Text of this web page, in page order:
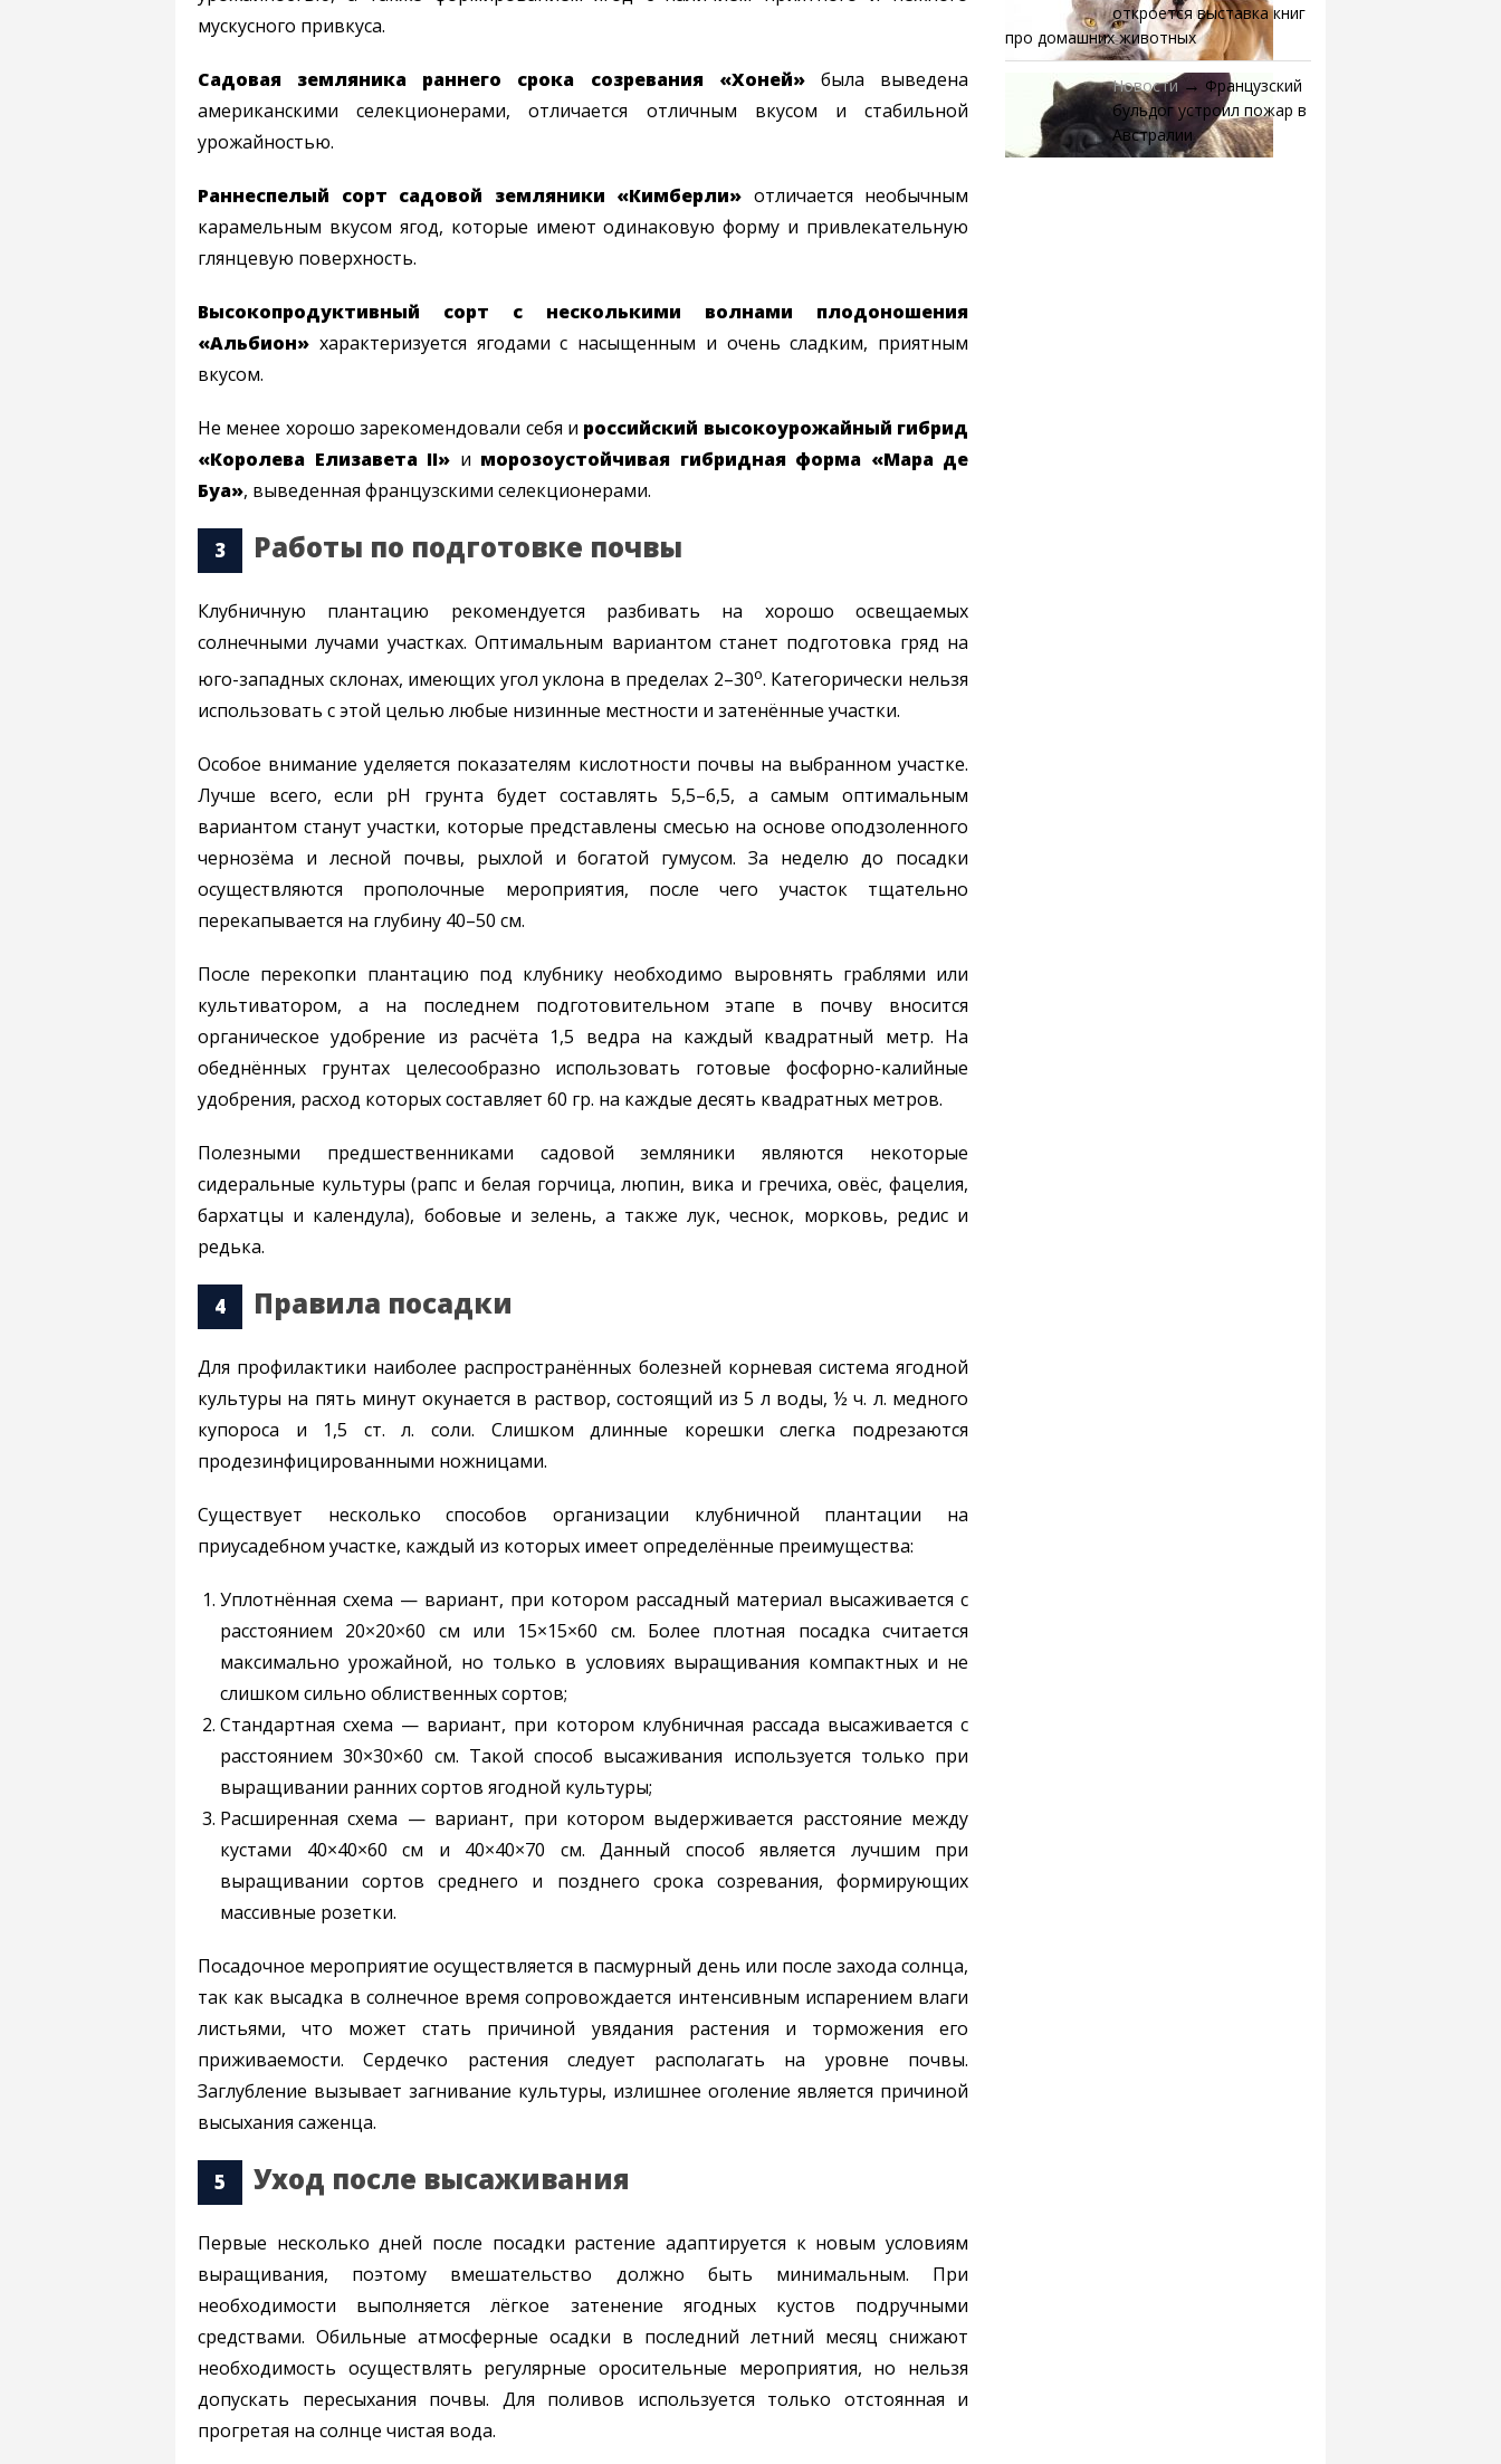
мускусного привкуса.
Садовая земляника раннего срока созревания «Хоней»была выведена
американскими селекционерами, отличается отличным вкусом и стабильной
урожайностью.
Раннеспелый сорт садовой земляники «Кимберли» отличается необычным
карамельным вкусом ягод, которые имеют одинаковую форму и привлекательную
глянцевую поверхность.
Высокопродуктивный сорт с несколькими волнами плодоношения
«Альбион» характеризуется ягодами с насыщенным и очень сладким, приятным
вкусом.
Не менее хорошо зарекомендовали себя и российский высокоурожайный гибрид
«Королева Елизавета II» и морозоустойчивая гибридная форма «Мара де
Буа», выведенная французскими селекционерами.
Работы по подготовке почвы
Клубничную плантацию рекомендуется разбивать на хорошо освещаемых
солнечными лучами участках. Оптимальным вариантом станет подготовка гряд на
юго-западных склонах, имеющих угол уклона в пределах 2–30о. Категорически нельзя
использовать с этой целью любые низинные местности и затенённые участки.
Особое внимание уделяется показателям кислотности почвы на выбранном участке.
Лучше всего, если рН грунта будет составлять 5,5–6,5, а самым оптимальным
вариантом станут участки, которые представлены смесью на основе оподзоленного
чернозёма и лесной почвы, рыхлой и богатой гумусом. За неделю до посадки
осуществляются прополочные мероприятия, после чего участок тщательно
перекапывается на глубину 40–50 см.
После перекопки плантацию под клубнику необходимо выровнять граблями или
культиватором, а на последнем подготовительном этапе в почву вносится
органическое удобрение из расчёта 1,5 ведра на каждый квадратный метр. На
обеднённых грунтах целесообразно использовать готовые фосфорно-калийные
удобрения, расход которых составляет 60 гр. на каждые десять квадратных метров.
Полезными предшественниками садовой земляники являются некоторые
сидеральные культуры (рапс и белая горчица, люпин, вика и гречиха, овёс, фацелия,
бархатцы и календула), бобовые и зелень, а также лук, чеснок, морковь, редис и
редька.
Правила посадки
Для профилактики наиболее распространённых болезней корневая система ягодной
культуры на пять минут окунается в раствор, состоящий из 5 л воды, ½ ч. л. медного
купороса и 1,5 ст. л. соли. Слишком длинные корешки слегка подрезаются
продезинфицированными ножницами.
Существует несколько способов организации клубничной плантации на
приусадебном участке, каждый из которых имеет определённые преимущества:
Уплотнённая схема — вариант, при котором рассадный материал высаживается с
расстоянием 20×20×60 см или 15×15×60 см. Более плотная посадка считается
максимально урожайной, но только в условиях выращивания компактных и не
слишком сильно облиственных сортов;
Стандартная схема — вариант, при котором клубничная рассада высаживается с
расстоянием 30×30×60 см. Такой способ высаживания используется только при
выращивании ранних сортов ягодной культуры;
Расширенная схема — вариант, при котором выдерживается расстояние между
кустами 40×40×60 см и 40×40×70 см. Данный способ является лучшим при
выращивании сортов среднего и позднего срока созревания, формирующих
массивные розетки.
Посадочное мероприятие осуществляется в пасмурный день или после захода солнца,
так как высадка в солнечное время сопровождается интенсивным испарением влаги
листьями, что может стать причиной увядания растения и торможения его
приживаемости. Сердечко растения следует располагать на уровне почвы.
Заглубление вызывает загнивание культуры, излишнее оголение является причиной
высыхания саженца.
Уход после высаживания
Первые несколько дней после посадки растение адаптируется к новым условиям
выращивания, поэтому вмешательство должно быть минимальным. При
необходимости выполняется лёгкое затенение ягодных кустов подручными
средствами. Обильные атмосферные осадки в последний летний месяц снижают
необходимость осуществлять регулярные оросительные мероприятия, но нельзя
допускать пересыхания почвы. Для поливов используется только отстоянная и
прогретая на солнце чистая вода.
откроется выставка книг
про домашних животных
Новости → Французский
бульдог устроил пожар в
Австралии